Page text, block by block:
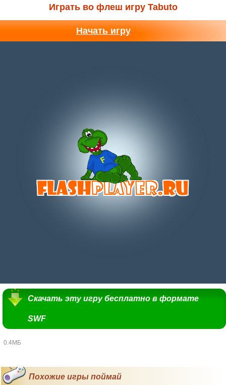
Играть во флеш игру Tabuto
Начать игру
Скачать эту игру бесплатно в формате
SWF
0.4МБ
Похожие игры поймай